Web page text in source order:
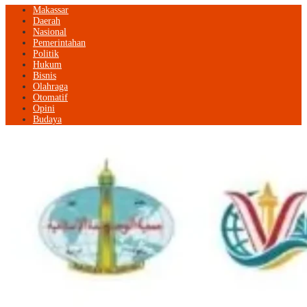
Makassar
Daerah
Nasional
Pemerintahan
Politik
Hukum
Bisnis
Olahraga
Otomatif
Opini
Budaya